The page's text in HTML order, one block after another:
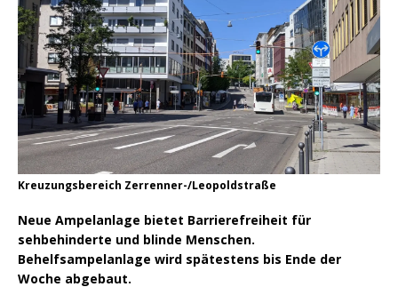
Kreuzungsbereich Zerrenner-/Leopoldstraße
Neue Ampelanlage bietet Barrierefreiheit für
sehbehinderte und blinde Menschen.
Behelfsampelanlage wird spätestens bis Ende der
Woche abgebaut.